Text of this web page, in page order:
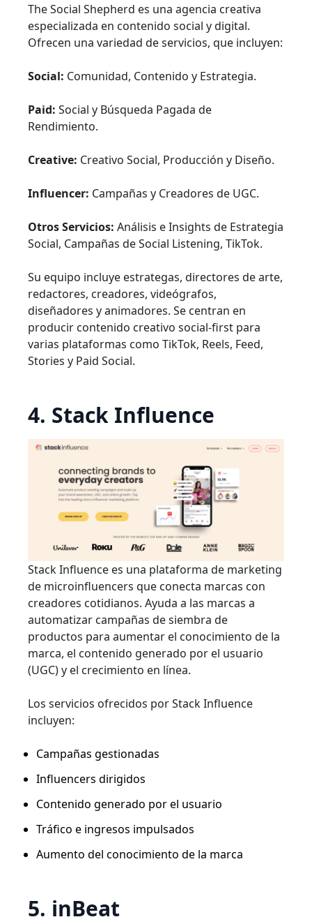
The Social Shepherd es una agencia creativa
especializada en contenido social y digital.
Ofrecen una variedad de servicios, que incluyen:
Social: Comunidad, Contenido y Estrategia.
Paid: Social y Búsqueda Pagada de
Rendimiento.
Creative: Creativo Social, Producción y Diseño.
Influencer: Campañas y Creadores de UGC.
Otros Servicios: Análisis e Insights de Estrategia
Social, Campañas de Social Listening, TikTok.
Su equipo incluye estrategas, directores de arte,
redactores, creadores, videógrafos,
diseñadores y animadores. Se centran en
producir contenido creativo social-first para
varias plataformas como TikTok, Reels, Feed,
Stories y Paid Social.
4. Stack Influence
Stack Influence es una plataforma de marketing
de microinfluencers que conecta marcas con
creadores cotidianos. Ayuda a las marcas a
automatizar campañas de siembra de
productos para aumentar el conocimiento de la
marca, el contenido generado por el usuario
(UGC) y el crecimiento en línea.
Los servicios ofrecidos por Stack Influence
incluyen:
Campañas gestionadas
Influencers dirigidos
Contenido generado por el usuario
Tráfico e ingresos impulsados
Aumento del conocimiento de la marca
5. inBeat